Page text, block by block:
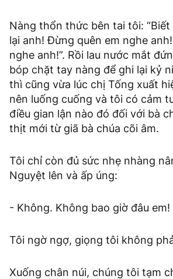
Nàng thổn thức bên tai tôi:
lại anh! Đừng quên em nghe
nghe anh!”. Rồi lau nước mắt
bóp chặt tay nàng để ghi lại kỷ
thì cũng vừa lúc chị Tống xuất
nên luống cuống và tôi có cảm
điều gian lận nào đó đối với bà
thịt mới từ giã bà chúa cõi âm.
Tôi chỉ còn đủ sức nhẹ nhàng
Nguyệt lên và ấp úng:
- Không. Không bao giờ đâu em!
Tôi ngờ ngợ, giọng tôi không
Xuống chân núi, chúng tôi tạm